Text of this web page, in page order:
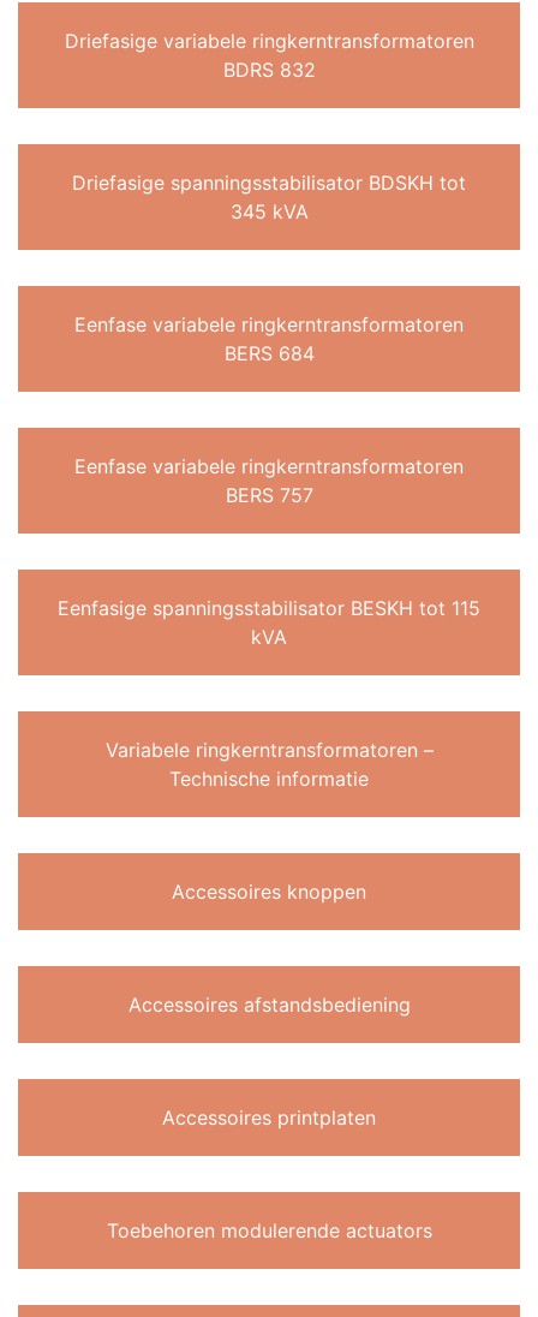
Driefasige variabele ringkerntransformatoren
BDRS 832
Driefasige spanningsstabilisator BDSKH tot
345 kVA
Eenfase variabele ringkerntransformatoren
BERS 684
Eenfase variabele ringkerntransformatoren
BERS 757
Eenfasige spanningsstabilisator BESKH tot 115
kVA
Variabele ringkerntransformatoren –
Technische informatie
Accessoires knoppen
Accessoires afstandsbediening
Accessoires printplaten
Toebehoren modulerende actuators